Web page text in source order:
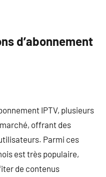
d’abonnement
IPTV, plusieurs
offrant des
Parmi ces
est très populaire,
de contenus